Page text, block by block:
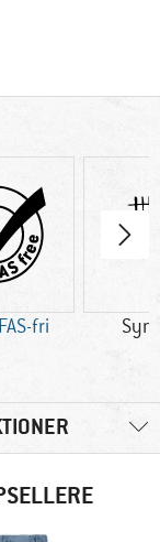
får du
fri